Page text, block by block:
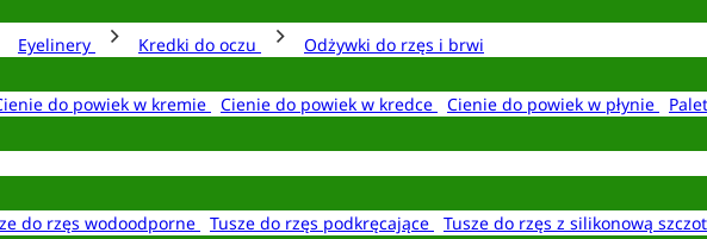
Eyelinery Kredki do oczu
Odżywki do rzęs i brwi
do powiek w kremie Cienie do powiek w kredce Cienie do powiek w płynie
do rzęs wodoodporne Tusze do rzęs podkręcające Tusze do rzęs z silikonową